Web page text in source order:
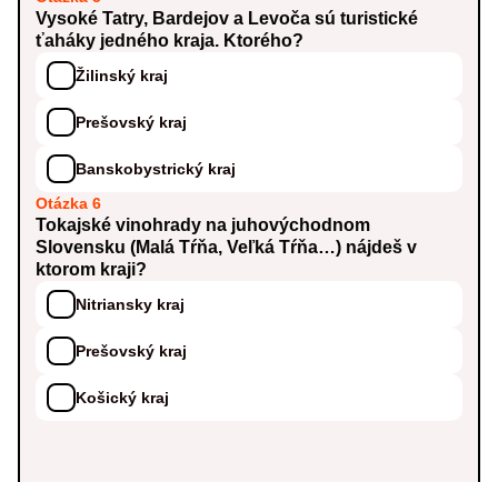
Vysoké Tatry, Bardejov a Levoča sú turistické
ťaháky jedného kraja. Ktorého?
Žilinský kraj
Prešovský kraj
Banskobystrický kraj
Otázka 6
Tokajské vinohrady na juhovýchodnom
Slovensku (Malá Tŕňa, Veľká Tŕňa…) nájdeš v
ktorom kraji?
Nitriansky kraj
Prešovský kraj
Košický kraj